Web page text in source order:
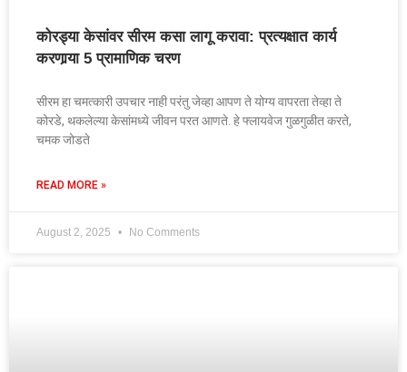
कोरड्या केसांवर सीरम कसा लागू करावा: प्रत्यक्षात कार्य
करणार्‍या 5 प्रामाणिक चरण
सीरम हा चमत्कारी उपचार नाही परंतु जेव्हा आपण ते योग्य वापरता तेव्हा ते
कोरडे, थकलेल्या केसांमध्ये जीवन परत आणते. हे फ्लायवेज गुळगुळीत करते,
चमक जोडते
READ MORE »
August 2, 2025 No Comments